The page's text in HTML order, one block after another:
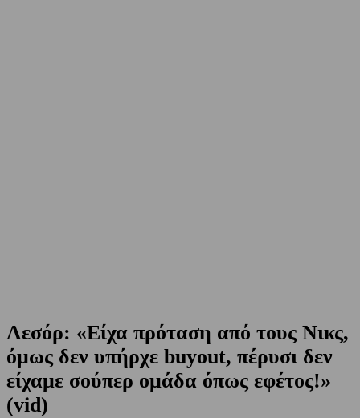
Λεσόρ: «Είχα πρόταση από τους Νικς,
όμως δεν υπήρχε buyout, πέρυσι δεν
είχαμε σούπερ ομάδα όπως εφέτος!»
(vid)